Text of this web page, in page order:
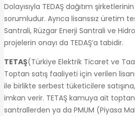
Dolayısıyla TEDAŞ dağıtım
sorumludur. Ayrıca lisanssız üretim
Santrali, Rüzgar Enerji Santrali ve
projelerin onayı da TEDAŞ’a tabidir.
TETAŞ(Türkiye Elektrik Ticaret ve
Toptan satış faaliyeti için verilen
ile birlikte serbest tüketicilere
imkan verir. TETAŞ kamuya ait
santrallerden ya da PMUM (Piyasa